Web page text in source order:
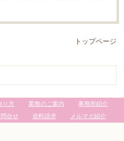
トップページ
り方 業務のご案内
事務所紹介
合せ 資料請求 メルマガ紹介